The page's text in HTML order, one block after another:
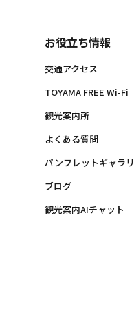
お役立ち情報
交通アクセス
TOYAMA FREE Wi-Fi
観光案内所
よくある質問
パンフレットギャラリ
ブログ
観光案内AIチャット